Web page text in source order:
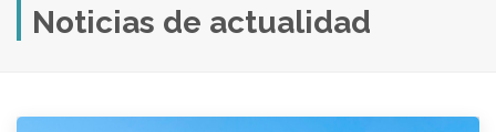
Noticias de actualidad